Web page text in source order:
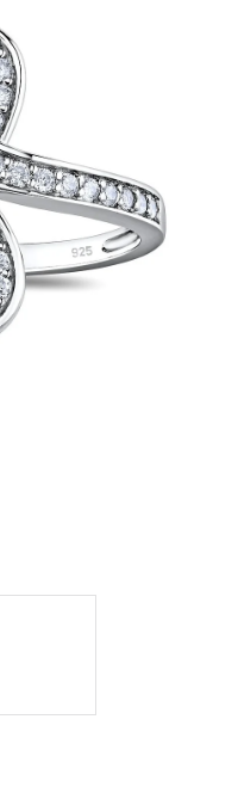
reklamácia
Kontakt